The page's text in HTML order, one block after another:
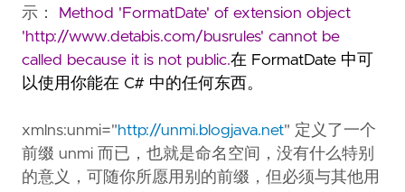
示：
Method 'FormatDate' of extension object
'http://www.detabis.com/busrules' cannot be
called because it is not public.在 FormatDate 中可
以使用你能在 C# 中的任何东西。
xmlns:unmi="http://unmi.blogjava.net" 定义了一个
前缀 unmi 而已，也就是命名空间，没有什么特别
的意义，可随你所愿用别的前缀，但必须与其他用